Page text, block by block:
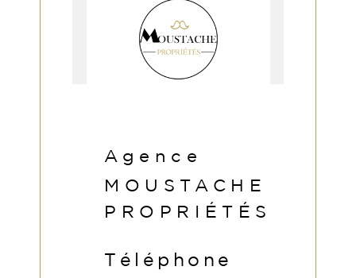
Agence
MOUSTACHE
PROPRIÉTÉS
Téléphone